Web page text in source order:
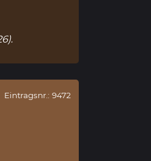
Eintragsnr.: 9472